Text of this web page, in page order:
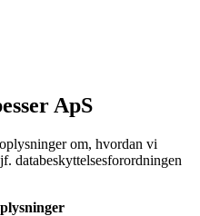
ApS
om, hvordan vi
databeskyttelsesforordningen